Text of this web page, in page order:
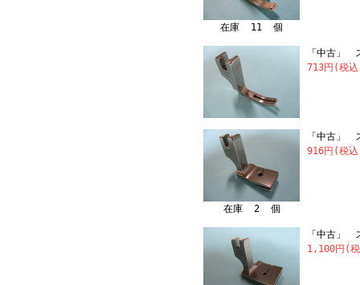
在庫 11 個
「中古」
713円(税
在庫 2 個
「中古」
916円(税
「中古」
1,100円(